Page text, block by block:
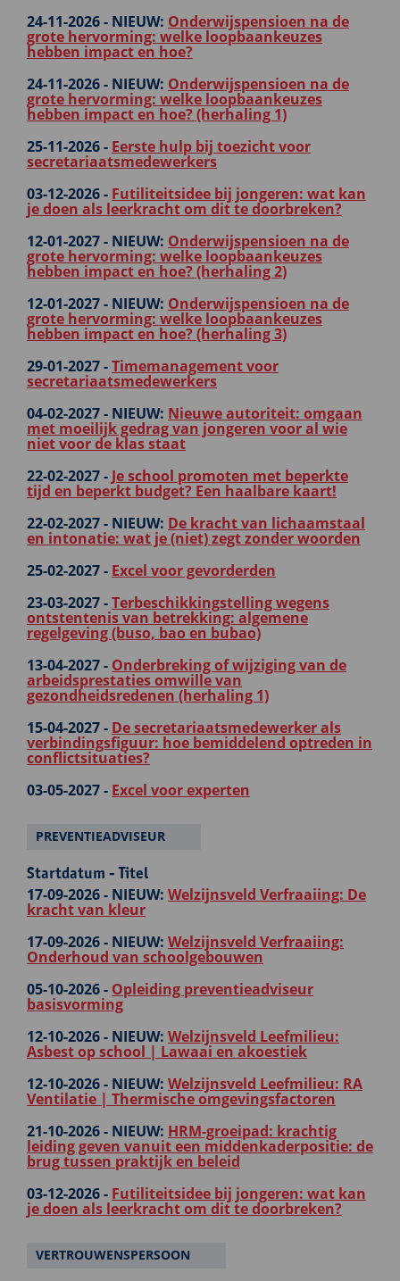
24-11-2026 - NIEUW: Onderwijspensioen na de
grote hervorming: welke loopbaankeuzes
hebben impact en hoe?
24-11-2026 - NIEUW: Onderwijspensioen na de
grote hervorming: welke loopbaankeuzes
hebben impact en hoe? (herhaling 1)
25-11-2026 - Eerste hulp bij toezicht voor
secretariaatsmedewerkers
03-12-2026 - Futiliteitsidee bij jongeren: wat kan
je doen als leerkracht om dit te doorbreken?
12-01-2027 - NIEUW: Onderwijspensioen na de
grote hervorming: welke loopbaankeuzes
hebben impact en hoe? (herhaling 2)
12-01-2027 - NIEUW: Onderwijspensioen na de
grote hervorming: welke loopbaankeuzes
hebben impact en hoe? (herhaling 3)
29-01-2027 -Timemanagement voor
secretariaatsmedewerkers
04-02-2027 - NIEUW: Nieuwe autoriteit: omgaan
met moeilijk gedrag van jongeren voor al wie
niet voor de klas staat
22-02-2027 - Je school promoten met beperkte
tijd en beperkt budget? Een haalbare kaart!
22-02-2027 - NIEUW: De kracht van lichaamstaal
en intonatie: wat je (niet) zegt zonder woorden
25-02-2027 - Excel voor gevorderden
23-03-2027 -Terbeschikkingstelling wegens
ontstentenis van betrekking: algemene
regelgeving (buso, bao en bubao)
13-04-2027 - Onderbreking of wijziging van de
arbeidsprestaties omwille van
gezondheidsredenen (herhaling 1)
15-04-2027 - De secretariaatsmedewerker als
verbindingsfiguur: hoe bemiddelend optreden in
conflictsituaties?
03-05-2027 - Excel voor experten
PREVENTIEADVISEUR
Startdatum - Titel
17-09-2026 - NIEUW: Welzijnsveld Verfraaiing: De
kracht van kleur
17-09-2026 - NIEUW: Welzijnsveld Verfraaiing:
Onderhoud van schoolgebouwen
05-10-2026 - Opleiding preventieadviseur
basisvorming
12-10-2026 - NIEUW: Welzijnsveld Leefmilieu:
Asbest op school | Lawaai en akoestiek
12-10-2026 - NIEUW: Welzijnsveld Leefmilieu: RA
Ventilatie | Thermische omgevingsfactoren
21-10-2026 - NIEUW: HRM-groeipad: krachtig
leiding geven vanuit een middenkaderpositie: de
brug tussen praktijk en beleid
03-12-2026 - Futiliteitsidee bij jongeren: wat kan
je doen als leerkracht om dit te doorbreken?
VERTROUWENSPERSOON